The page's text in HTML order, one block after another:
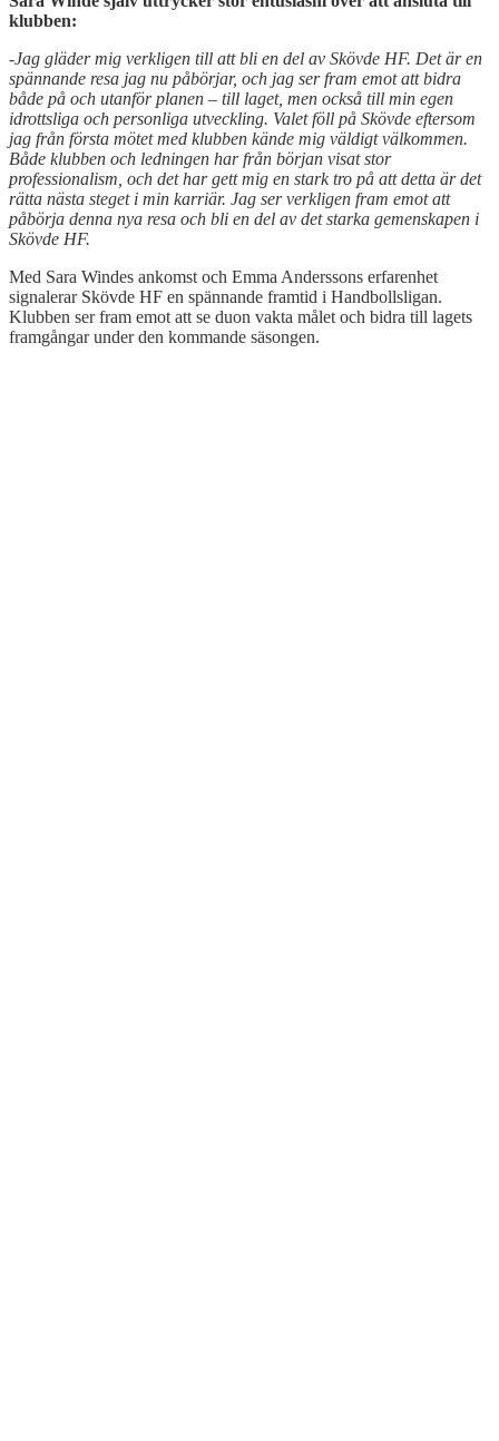
klubben:
-Jag gläder mig verkligen till att bli en del av Skövde HF. Det är en
spännande resa jag nu påbörjar, och jag ser fram emot att bidra
både på och utanför planen – till laget, men också till min egen
idrottsliga och personliga utveckling. Valet föll på Skövde eftersom
jag från första mötet med klubben kände mig väldigt välkommen.
Både klubben och ledningen har från början visat stor
professionalism, och det har gett mig en stark tro på att detta är det
rätta nästa steget i min karriär. Jag ser verkligen fram emot att
påbörja denna nya resa och bli en del av det starka gemenskapen i
Skövde HF.
Med Sara Windes ankomst och Emma Anderssons erfarenhet
signalerar Skövde HF en spännande framtid i Handbollsligan.
Klubben ser fram emot att se duon vakta målet och bidra till lagets
framgångar under den kommande säsongen.